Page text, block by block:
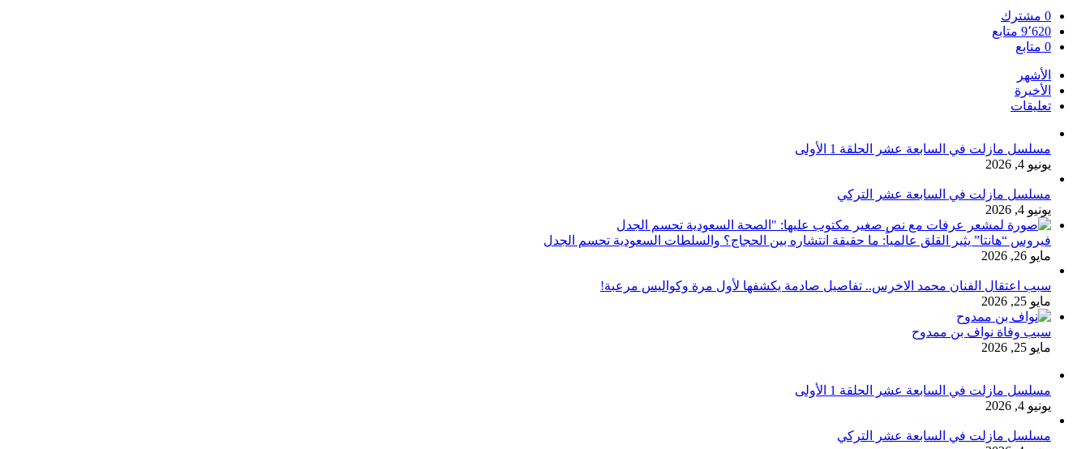
0 مشترك
9٬620 متابع
0 متابع
الأشهر
الأخيرة
تعليقات
مسلسل مازلت في السابعة عشر الحلقة 1 الأولى
يونيو 4, 2026
مسلسل مازلت في السابعة عشر التركي
يونيو 4, 2026
فيروس “هانتا” يثير القلق عالمياً: ما حقيقة انتشاره بين الحجاج؟ والسلطات السعودية تحسم الجدل
مايو 26, 2026
سبب اعتقال الفنان محمد الاخرس.. تفاصيل صادمة يكشفها لأول مرة وكواليس مرعبة!
مايو 25, 2026
سبب وفاة نواف بن ممدوح
مايو 25, 2026
مسلسل مازلت في السابعة عشر الحلقة 1 الأولى
يونيو 4, 2026
مسلسل مازلت في السابعة عشر التركي